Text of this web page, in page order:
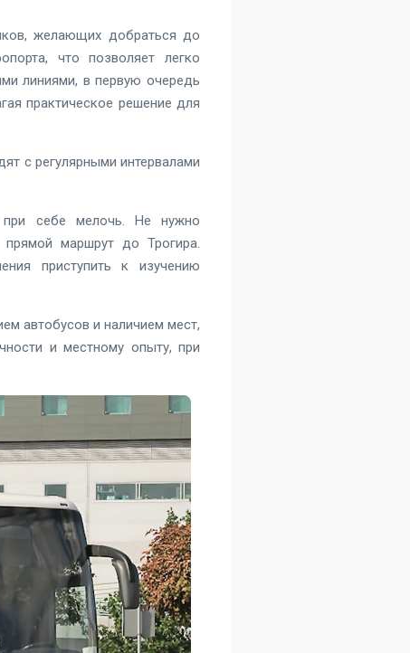
желающих добраться до
что позволяет легко
линиями, в первую очередь
практическое решение для
с регулярными интервалами
при себе мелочь. Не нужно
прямой маршрут до Трогира.
приступить к изучению
автобусов и наличием мест,
и местному опыту, при